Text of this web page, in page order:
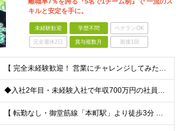
キルと安定を手に。
未経験歓迎 学歴不問 ベテランOK
完全週休2日 賞与複数月 面接1回
【 完全未経験歓迎！ 営業にチャレンジしてみたい方歓迎 】 ◆学歴・経歴不問 ◆第二新卒歓迎 ◆人物重視の採用です！ ▼こんな方はぜひご応募ください ◎誠実な姿勢を持った方 ◎素直な方 ◎思いやり
◆入社2年目・未経験入社で年収700万円の社員も 月給：25万円～30万円＋賞与（年2回）＋インセンティブ(平均：月25万～70万)＋随時昇給 ※経験・スキルを考慮して決定いたします ※上記には固
【 転勤なし・御堂筋線「本町駅」より徒歩3分 】 ■本社： 大阪府大阪市中央区淡路町3丁目6-3 御堂筋MTRビル1階 ≪アクセスの良さ抜群！≫ ★大阪の2大主要駅「淀屋橋」「本町」の ちょうど中